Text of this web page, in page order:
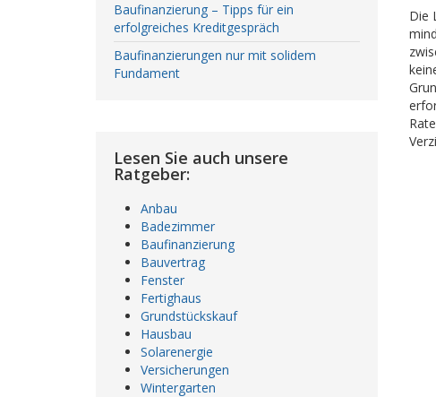
Die
Baufinanzierung – Tipps für ein
erfolgreiches Kreditgespräch
Baufinanzierungen nur mit solidem
Fundament
Lesen Sie auch unsere
Ratgeber:
Anbau
Badezimmer
Baufinanzierung
Bauvertrag
Fenster
Fertighaus
Grundstückskauf
Hausbau
Solarenergie
Versicherungen
Wintergarten